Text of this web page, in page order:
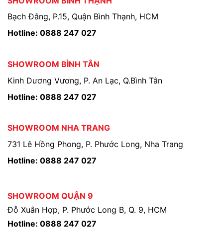
Bạch Đằng, P.15, Quận Bình Thạnh, HCM
Hotline: 0888 247 027
SHOWROOM BÌNH TÂN
Kinh Dương Vương, P. An Lạc, Q.Bình Tân
Hotline: 0888 247 027
SHOWROOM NHA TRANG
731 Lê Hồng Phong, P. Phước Long, Nha Trang
Hotline: 0888 247 027
SHOWROOM QUẬN 9
Đỗ Xuân Hợp, P. Phước Long B, Q. 9, HCM
Hotline: 0888 247 027